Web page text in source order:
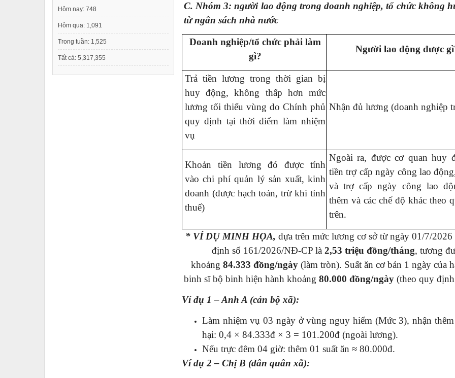
Hôm nay: 748
Hôm qua: 1,091
Trong tuần: 1,525
Tất cả: 5,317,355
C. Nhóm 3: người lao động trong doanh nghiệp, tổ chức không
từ ngân sách nhà nước
Doanh nghiệp/tổ chức phải làm
gì?
Người lao động được
Trả tiền lương trong thời gian bị
huy động, không thấp hơn mức
lương tối thiểu vùng do Chính phủ
quy định tại thời điểm làm nhiệm
vụ
Nhận đủ lương (doanh nghiệp
Khoản tiền lương đó được tính
vào chi phí quản lý sản xuất, kinh
doanh (được hạch toán, trừ khi tính
thuế)
Ngoài ra, được cơ quan huy
tiền trợ cấp ngày công lao
và trợ cấp ngày công lao
thêm và các chế độ khác theo
trên.
* VÍ DỤ MINH HỌA, dựa trên mức lương cơ sở từ ngày 01/7/
định số 161/2026/NĐ-CP là 2,53 triệu đồng/tháng, tương
khoảng 84.333 đồng/ngày (làm tròn). Suất ăn cơ bản 1 ngày của
binh sĩ bộ binh hiện hành khoảng 80.000 đồng/ngày (theo quy
Ví dụ 1 – Anh A (cán bộ xã):
Làm nhiệm vụ 03 ngày ở vùng nguy hiểm (Mức 3), nhận
hại: 0,4 × 84.333đ × 3 = 101.200đ (ngoài lương).
Nếu trực đêm 04 giờ: thêm 01 suất ăn ≈ 80.000đ.
Ví dụ 2 – Chị B (dân quân xã):